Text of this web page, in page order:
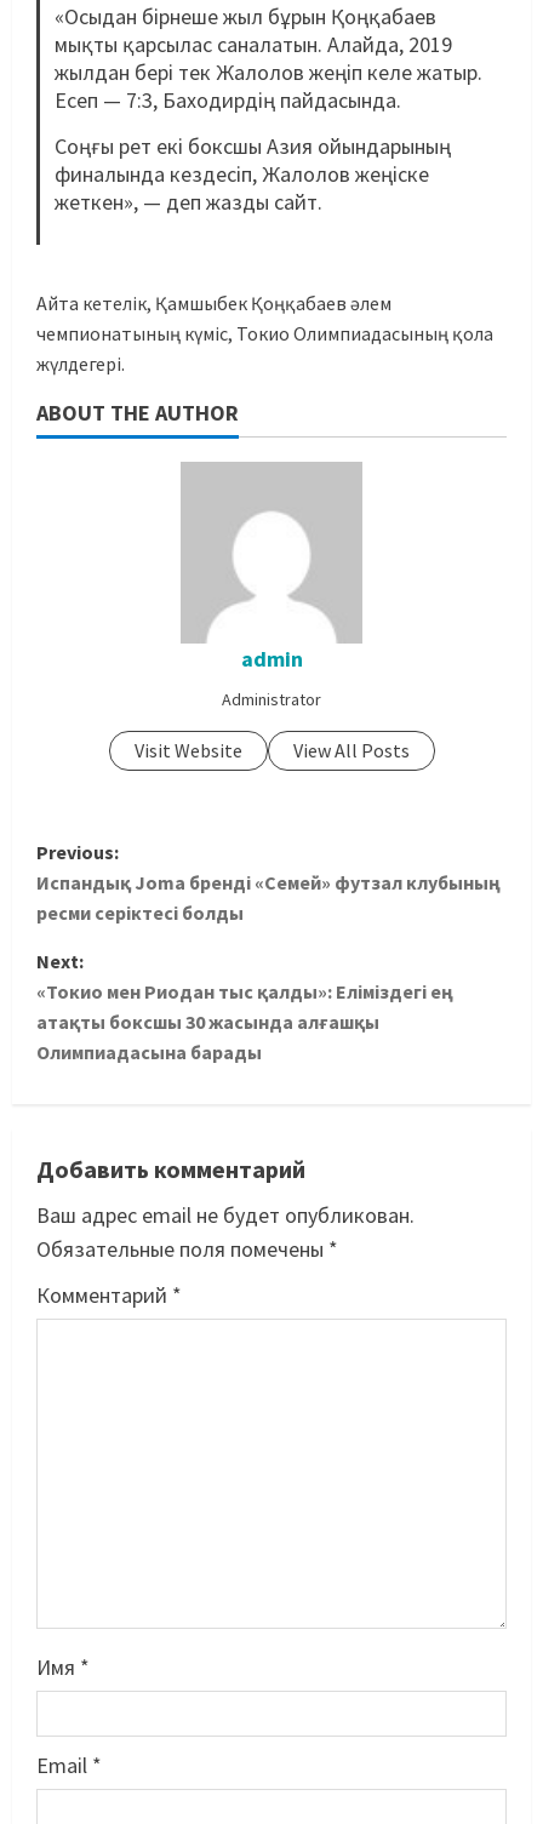
«Осыдан бірнеше жыл бұрын Қоңқабаев
мықты қарсылас саналатын. Алайда, 2019
жылдан бері тек Жалолов жеңіп келе жатыр.
Есеп — 7:3, Баходирдің пайдасында.
Соңғы рет екі боксшы Азия ойындарының
финалында кездесіп, Жалолов жеңіске
жеткен», — деп жазды сайт.
Айта кетелік, Қамшыбек Қоңқабаев әлем
чемпионатының күміс, Токио Олимпиадасының қола
жүлдегері.
ABOUT THE AUTHOR
admin
Administrator
Visit Website View All Posts
Previous:
Испандық Joma бренді «Семей» футзал клубының
ресми серіктесі болды
Next:
«Токио мен Риодан тыс қалды»: Еліміздегі ең
атақты боксшы 30 жасында алғашқы
Олимпиадасына барады
Добавить комментарий
Ваш адрес email не будет опубликован.
Обязательные поля помечены *
Комментарий *
Имя *
Email *